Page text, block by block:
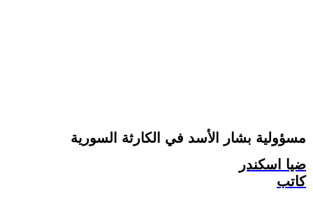
مسؤولية بشار الأسد في الكارثة السورية
ضيا اسكندر
كاتب